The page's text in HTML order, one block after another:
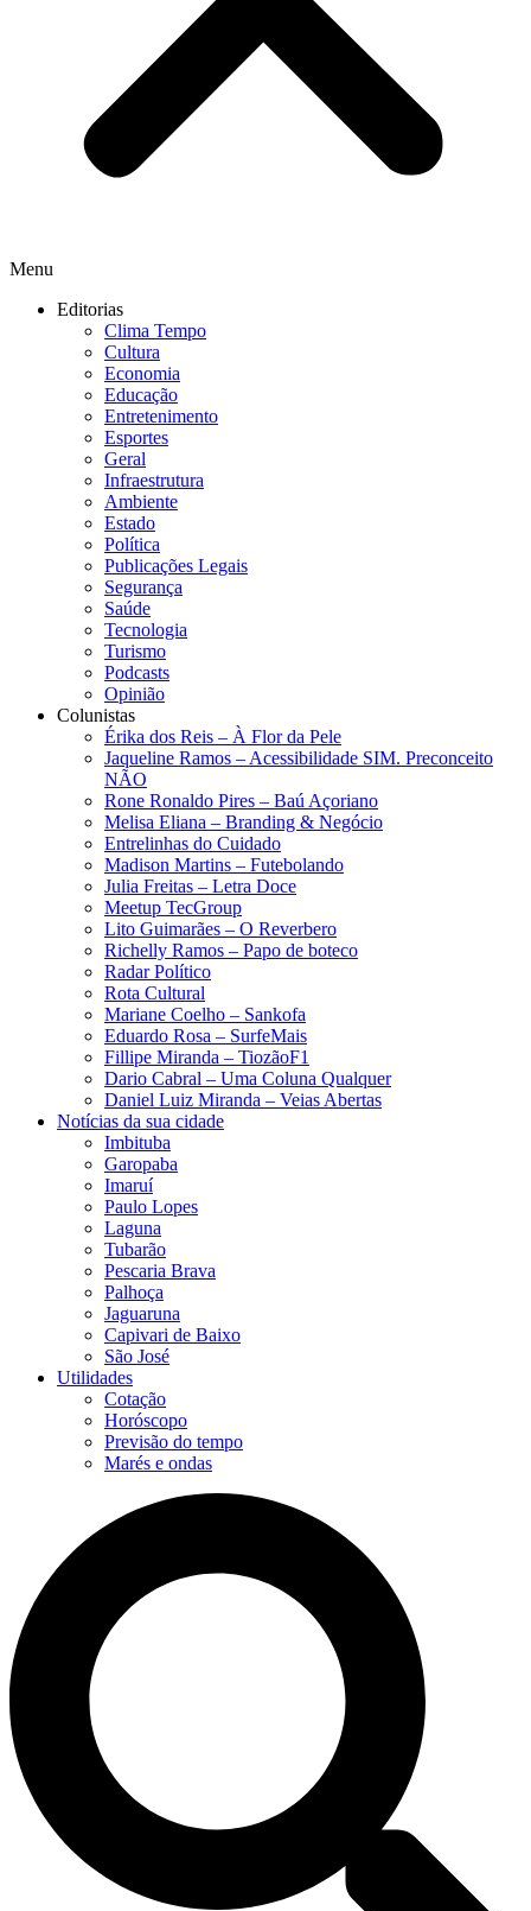
Menu
Editorias
Clima Tempo
Cultura
Economia
Educação
Entretenimento
Esportes
Geral
Infraestrutura
Ambiente
Estado
Política
Publicações Legais
Segurança
Saúde
Tecnologia
Turismo
Podcasts
Opinião
Colunistas
Érika dos Reis​ – À Flor da Pele
Jaqueline Ramos – Acessibilidade SIM. Preconceito
NÃO
Rone Ronaldo Pires – Baú Açoriano
Melisa Eliana – Branding & Negócio
Entrelinhas do Cuidado
Madison Martins – Futebolando
Julia Freitas​ – Letra Doce
Meetup TecGroup
Lito Guimarães – O Reverbero
Richelly Ramos​ – Papo de boteco
Radar Político
Rota Cultural
Mariane Coelho – Sankofa
Eduardo Rosa​ – SurfeMais
Fillipe Miranda – TiozãoF1
Dario Cabral – Uma Coluna Qualquer
Daniel Luiz Miranda – Veias Abertas
Notícias da sua cidade
Imbituba
Garopaba
Imaruí
Paulo Lopes
Laguna
Tubarão
Pescaria Brava
Palhoça
Jaguaruna
Capivari de Baixo
São José
Utilidades
Cotação
Horóscopo
Previsão do tempo
Marés e ondas